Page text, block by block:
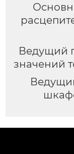
Ведущий
значений